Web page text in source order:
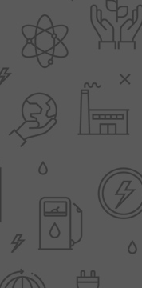
Voorrangsschakelaars
Stiebel Eltron
WIJAS
WAT WAARVOOR